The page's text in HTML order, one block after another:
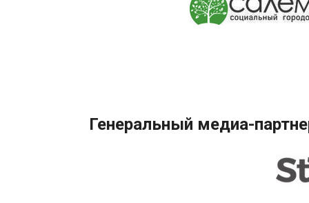
Генеральный медиа-